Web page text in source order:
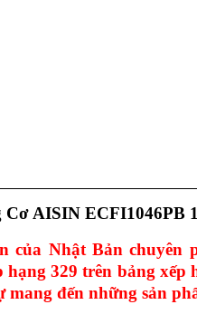
AISIN ECFI1046PB
của Nhật Bản chuyên
hạng 329 trên bảng
đến những sản